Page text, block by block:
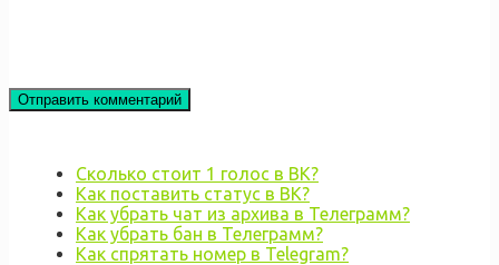
Сколько стоит 1 голос в ВК?
Как поставить статус в ВК?
Как убрать чат из архива в Телеграмм?
Как убрать бан в Телеграмм?
Как спрятать номер в Telegram?